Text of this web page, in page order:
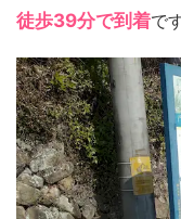
徒歩39分で到着で